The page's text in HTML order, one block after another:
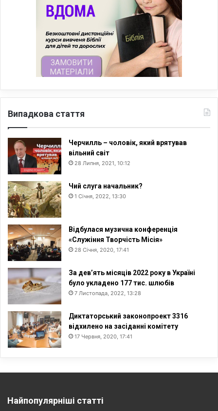
Випадкова стаття
Черчилль – чоловік, який врятував
вільний світ
28 Липня, 2021, 10:12
Чий слуга начальник?
1 Січня, 2022, 13:30
Відбулася музична конференція
«Служіння Творчість Місія»
28 Січня, 2020, 17:41
За дев’ять місяців 2022 року в Україні
було укладено 177 тис. шлюбів
7 Листопада, 2022, 13:28
Диктаторський законопроект 3316
відхилено на засіданні комітету
17 Червня, 2020, 17:41
Найпопулярніші статті